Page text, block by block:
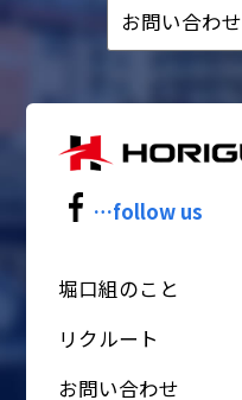
お問い合わせ
…follow us
堀口組のこと
リクルート
お問い合わせ